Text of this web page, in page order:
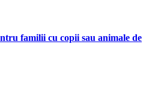
familii cu copii sau animale de